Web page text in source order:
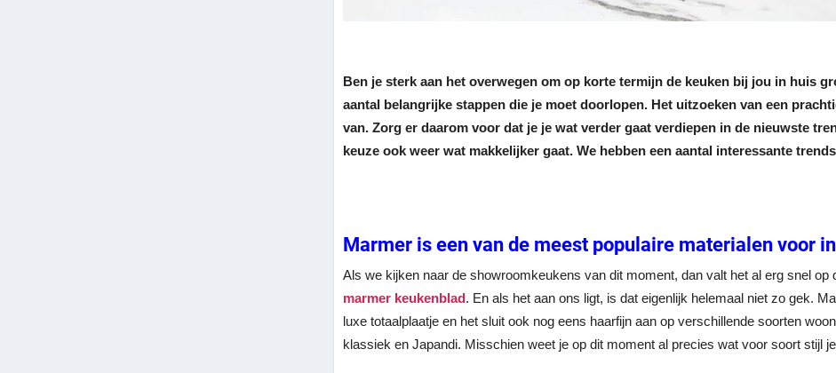
Ben je sterk aan het overwegen om op korte termijn de keuken bij jou in huis
aantal belangrijke stappen die je moet doorlopen. Het uitzoeken van een
van. Zorg er daarom voor dat je je wat verder gaat verdiepen in de nieuwste
keuze ook weer wat makkelijker gaat. We hebben een aantal interessante
Marmer is een van de meest populaire materialen voor
Als we kijken naar de showroomkeukens van dit moment, dan valt het al erg snel
marmer keukenblad. En als het aan ons ligt, is dat eigenlijk helemaal niet zo gek.
luxe totaalplaatje en het sluit ook nog eens haarfijn aan op verschillende soorten
klassiek en Japandi. Misschien weet je op dit moment al precies wat voor soort stijl